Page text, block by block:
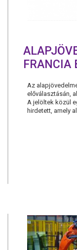
FRANCIA
Az
előválasztásán,
A jelöltek közül
hirdetett, amely